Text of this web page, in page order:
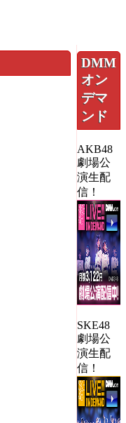
DMM
オン
デマ
ンド
AKB48
劇場公
演生配
信！
SKE48
劇場公
演生配
信！